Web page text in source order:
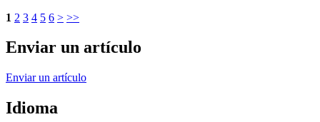
1 2 3 4 5 6 > >>
Enviar un artículo
Enviar un artículo
Idioma